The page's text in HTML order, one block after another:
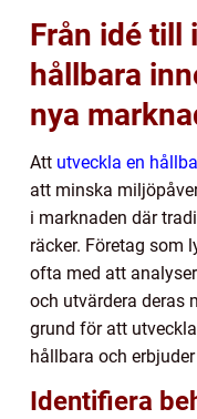
Från idé till
hållbara
nya
Att utveckla en
att minska
i marknaden där
räcker. Företag som
ofta med att
och utvärdera deras
grund för att
hållbara och
Identifiera